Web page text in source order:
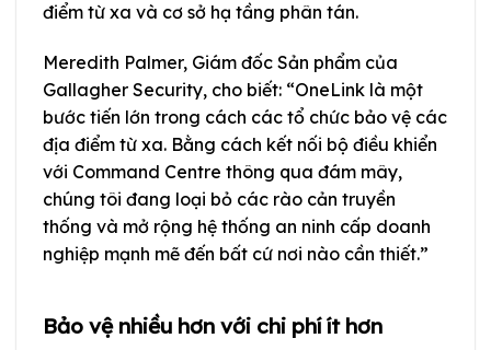
điểm từ xa và cơ sở hạ tầng phân tán.
Meredith Palmer, Giám đốc Sản phẩm của
Gallagher Security, cho biết: “OneLink là một
bước tiến lớn trong cách các tổ chức bảo vệ các
địa điểm từ xa. Bằng cách kết nối bộ điều khiển
với Command Centre thông qua đám mây,
chúng tôi đang loại bỏ các rào cản truyền
thống và mở rộng hệ thống an ninh cấp doanh
nghiệp mạnh mẽ đến bất cứ nơi nào cần thiết.”
Bảo vệ nhiều hơn với chi phí ít hơn